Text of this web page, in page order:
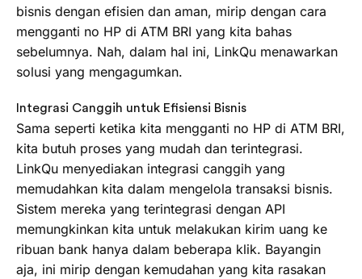
bisnis dengan efisien dan aman, mirip dengan cara
mengganti no HP di ATM BRI yang kita bahas
sebelumnya. Nah, dalam hal ini, LinkQu menawarkan
solusi yang mengagumkan.
Integrasi Canggih untuk Efisiensi Bisnis
Sama seperti ketika kita mengganti no HP di ATM BRI,
kita butuh proses yang mudah dan terintegrasi.
LinkQu menyediakan integrasi canggih yang
memudahkan kita dalam mengelola transaksi bisnis.
Sistem mereka yang terintegrasi dengan API
memungkinkan kita untuk melakukan kirim uang ke
ribuan bank hanya dalam beberapa klik. Bayangin
aja, ini mirip dengan kemudahan yang kita rasakan